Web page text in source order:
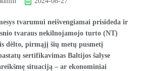
tvarumui neišvengiamai prisideda ir
tvaraus nekilnojamojo turto (NT)
dėlto, pirmąjį šių metų pusmetį
sertifikavimas Baltijos šalyse
situaciją – ar ekonominiai